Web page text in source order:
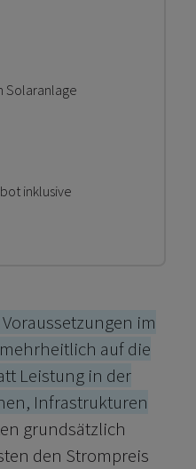
Solaranlage
inklusive
im
auf die
Leistung in der
Infrastrukturen
grundsätzlich
den Strompreis